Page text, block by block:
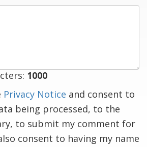
1000
Privacy Notice and consent to
being processed, to the
to submit my comment for
consent to having my name